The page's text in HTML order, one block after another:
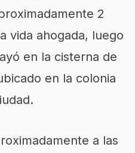
2
vida ahogada, luego
en la cisterna de
en la colonia
a las